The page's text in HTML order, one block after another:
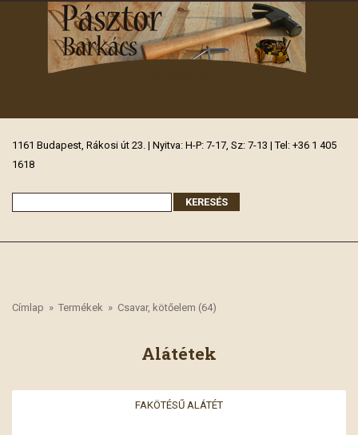
1161 Budapest, Rákosi út 23. | Nyitva: H-P: 7-17, Sz: 7-13 | Tel: +36 1 405
1618
Címlap » Termékek » Csavar, kötőelem (64)
Alátétek
FAKÖTÉSŰ ALÁTÉT